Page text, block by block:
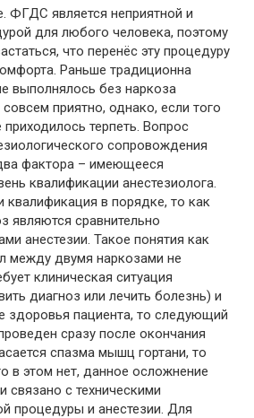
ФГДС является неприятной и
для любого человека, поэтому
что перенёс эту процедуру
Раньше традиционна
выполнялось без наркоза
приятно, однако, если того
терпеть. Вопрос
сопровождения
фактора – имеющееся
квалификации анестезиолога.
квалификация в порядке, то как
являются сравнительно
анестезии. Такое понятия как
между двумя наркозами не
клиническая ситуация
диагноз или лечить болезнь) и
здоровья пациента, то следующий
сразу после окончания
спазма мышц гортани, то
в этом нет, данное осложнение
связано с техническими
процедуры и анестезии. Для